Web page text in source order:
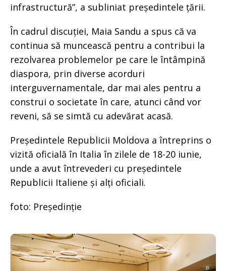
infrastructură”, a subliniat președintele țării.
În cadrul discuției, Maia Sandu a spus că va
continua să muncească pentru a contribui la
rezolvarea problemelor pe care le întâmpină
diaspora, prin diverse acorduri
interguvernamentale, dar mai ales pentru a
construi o societate în care, atunci când vor
reveni, să se simtă cu adevărat acasă.
Președintele Republicii Moldova a întreprins o
vizită oficială în Italia în zilele de 18-20 iunie,
unde a avut întrevederi cu președintele
Republicii Italiene și alți oficiali.
foto: Președinție